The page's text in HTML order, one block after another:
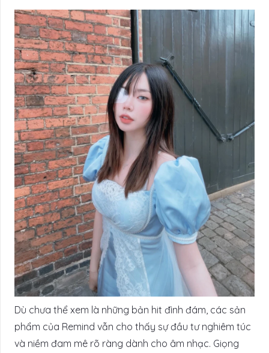
Dù chưa thể xem là những bản hit đình đám, các sản
phẩm của Remind vẫn cho thấy sự đầu tư nghiêm túc
và niềm đam mê rõ ràng dành cho âm nhạc. Giọng